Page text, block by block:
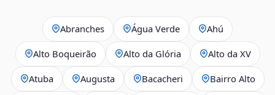
Abranches Água Verde Ahú
Alto Boqueirão Alto da Glória Alto da XV
Atuba Augusta Bacacheri Bairro Alto